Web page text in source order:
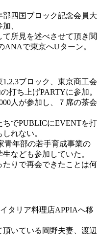
四国ブロック記念会員大
、
所見を述べさせて頂き関
ANAで東京へUターン。
ブロック、東京商工会
打ち上げPARTYに参加。
人が参加し、７席の茶会
でPUBLICにEVENTを打
れない。
青年部の若手育成事業の
なども参加していた。
りで再会できたことは何
タリア料理店APPIAへ移
いている岡野夫妻、渡辺